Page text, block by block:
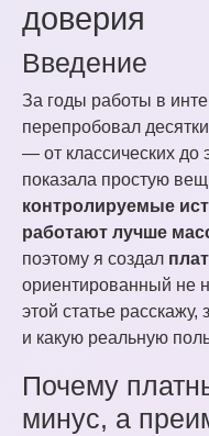
доверия
Введение
За годы работы в
перепробовал
— от классических до
показала простую
контролируемые
работают лучше
поэтому я создал
ориентированный не
этой статье
и какую реальную
Почему
минус, а